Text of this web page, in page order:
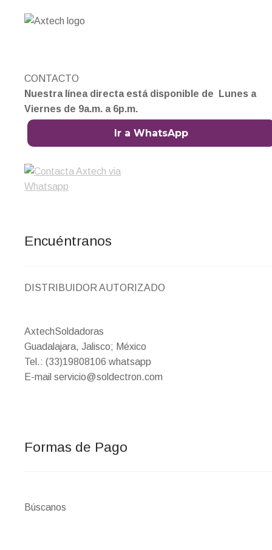
CONTACTO
Nuestra línea directa está disponible de Lunes a
Viernes de 9a.m. a 6p.m.
Ir a WhatsApp
Encuéntranos
DISTRIBUIDOR AUTORIZADO
AxtechSoldadoras
Guadalajara, Jalisco; México
Tel.: (33)19808106 whatsapp
E-mail servicio@soldectron.com
Formas de Pago
Búscanos